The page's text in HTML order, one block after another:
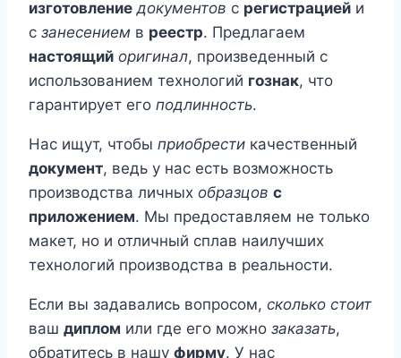
изготовление документов с регистрацией и
с занесением в реестр. Предлагаем
настоящий оригинал, произведенный с
использованием технологий гознак, что
гарантирует его подлинность.
Нас ищут, чтобы приобрести качественный
документ, ведь у нас есть возможность
производства личных образцов с
приложением. Мы предоставляем не только
макет, но и отличный сплав наилучших
технологий производства в реальности.
Если вы задавались вопросом, сколько стоит
ваш диплом или где его можно заказать,
обратитесь в нашу фирму. У нас